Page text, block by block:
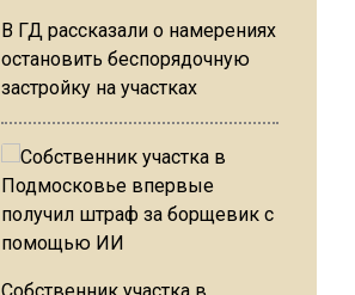
В ГД рассказали о намерениях
остановить беспорядочную
застройку на участках